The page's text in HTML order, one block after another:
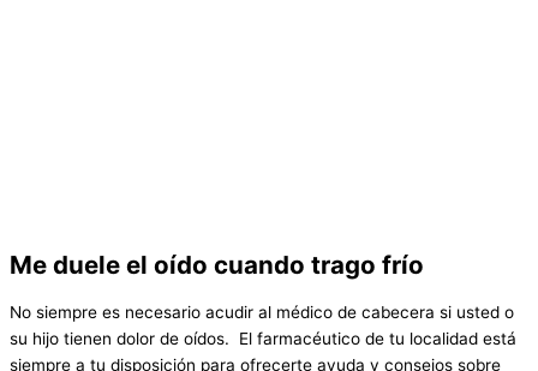
Me duele el oído cuando trago frío
No siempre es necesario acudir al médico de cabecera si usted o
su hijo tienen dolor de oídos. El farmacéutico de tu localidad está
siempre a tu disposición para ofrecerte ayuda y consejos sobre